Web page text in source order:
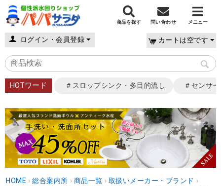
商品を探す 問い合わせ メニュー
ログイン・会員登録 カートは空です
HOTワード ＃スロップシンク・多目的流し ＃センサ
HOME › 総合案内所 › 商品一覧 › 取扱いメーカー・ブランド ›